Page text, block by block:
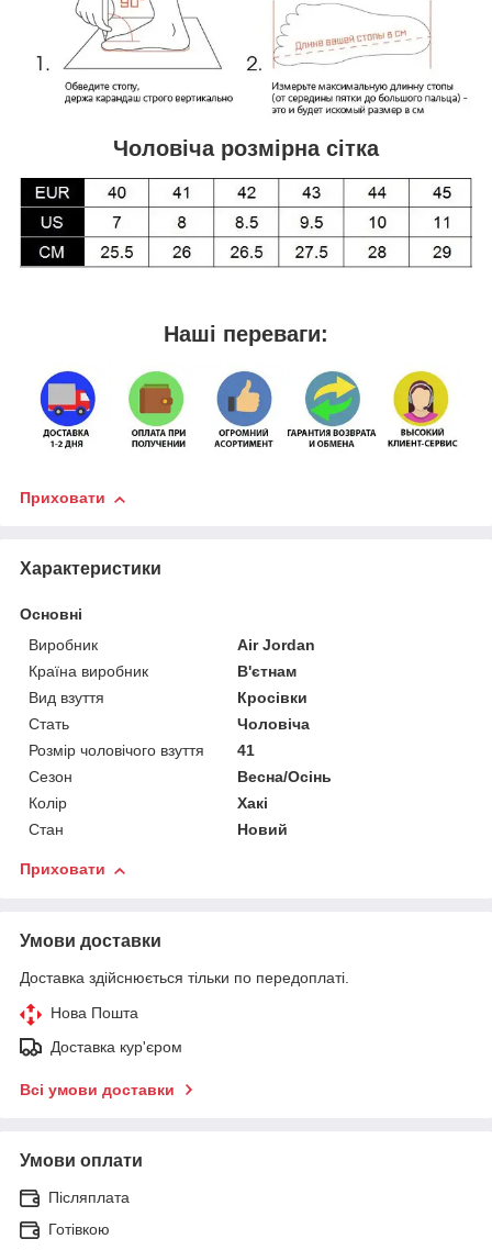
Чоловіча розмірна сітка
Наші переваги:
Приховати
Характеристики
Основні
Виробник
Air Jordan
Країна виробник
В'єтнам
Вид взуття
Кросівки
Стать
Чоловіча
Розмір чоловічого взуття
41
Сезон
Весна/Осінь
Колір
Хакі
Стан
Новий
Приховати
Умови доставки
Доставка здійснюється тільки по передоплаті.
Нова Пошта
Доставка кур'єром
Всі умови доставки
Умови оплати
Післяплата
Готівкою